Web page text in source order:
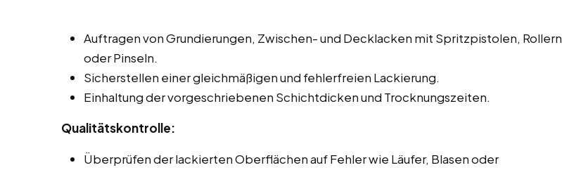
Auftragen von Grundierungen, Zwischen- und Decklacken mit Spritzpistolen, Rollern
oder Pinseln.
Sicherstellen einer gleichmäßigen und fehlerfreien Lackierung.
Einhaltung der vorgeschriebenen Schichtdicken und Trocknungszeiten.
Qualitätskontrolle:
Überprüfen der lackierten Oberflächen auf Fehler wie Läufer, Blasen oder